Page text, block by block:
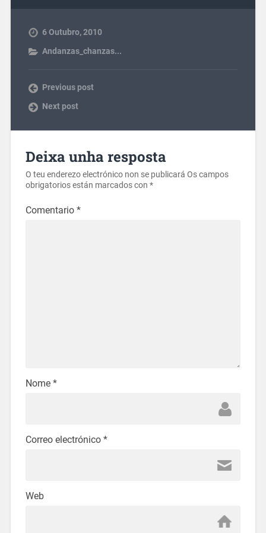
6 Outubro, 2010
Andanzas_chanzas...
Previous post
Next post
Deixa unha resposta
O teu enderezo electrónico non se publicará Os campos
obrigatorios están marcados con *
Comentario *
Nome *
Correo electrónico *
Web